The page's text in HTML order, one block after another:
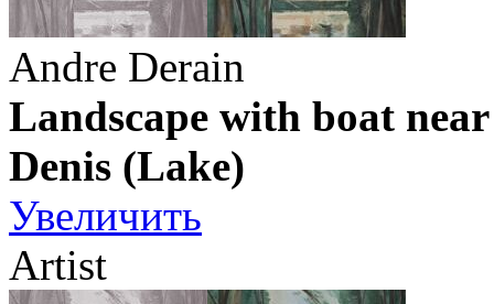
Andre Derain
Landscape with boat
Denis (Lake)
Увеличить
Artist